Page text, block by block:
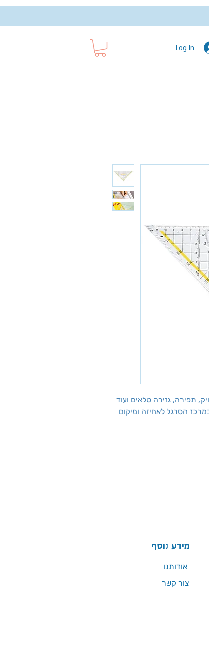
Log In
הסרגל לאחיזה ומיקום
מידע נוסף
אודותנו
צור קשר